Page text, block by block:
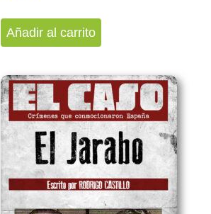
Añadir al carrito